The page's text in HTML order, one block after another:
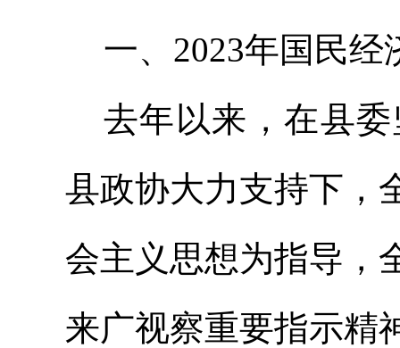
一、 2023年国民
去年以来，在县
县政协大力支持下，
会主义思想为指导，
来广视察重要指示精